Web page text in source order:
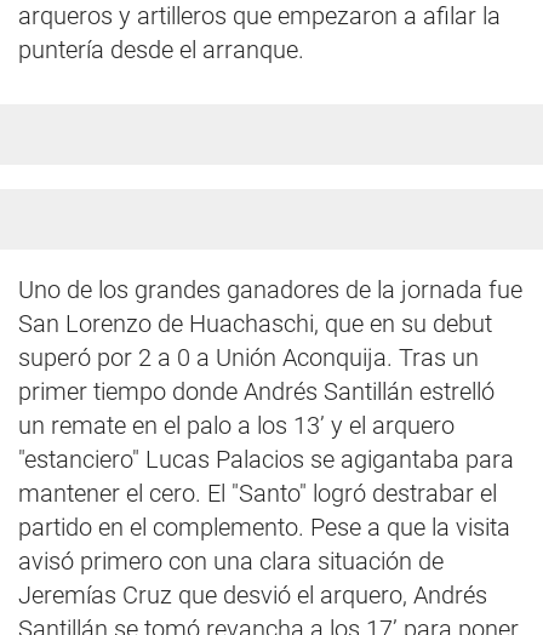
arqueros y artilleros que empezaron a afilar la
puntería desde el arranque.
Uno de los grandes ganadores de la jornada fue
San Lorenzo de Huachaschi, que en su debut
superó por 2 a 0 a Unión Aconquija. Tras un
primer tiempo donde Andrés Santillán estrelló
un remate en el palo a los 13’ y el arquero
"estanciero" Lucas Palacios se agigantaba para
mantener el cero. El "Santo" logró destrabar el
partido en el complemento. Pese a que la visita
avisó primero con una clara situación de
Jeremías Cruz que desvió el arquero, Andrés